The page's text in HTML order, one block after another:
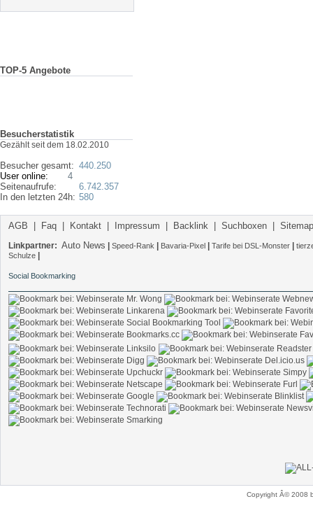
TOP-5 Angebote
Besucherstatistik
Gezählt seit dem 18.02.2010
Besucher gesamt:
User online: 4
Seitenaufrufe:
In den letzten 24h:
440.250
6.742.357
580
AGB Faq Kontakt Impressum Backlink Suchboxen Sitemap
Linkpartner: Auto News Speed-Rank Bavaria-Pixel Tarife bei DSL-Monster
Schulze
Social Bookmarking
Copyright Â© 2008